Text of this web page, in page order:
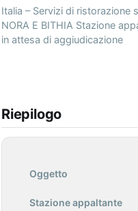
Italia – Servizi di ristorazione
NORA E BITHIA Stazione
in attesa di aggiudicazione
Riepilogo
Oggetto
Stazione appaltante